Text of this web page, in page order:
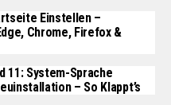
Einstellen –
Chrome, Firefox &
11: System-Sprache
– So Klappt’s